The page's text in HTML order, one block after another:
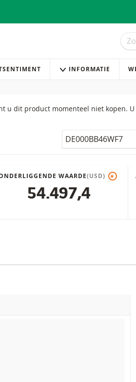
INFORMATIE
dit product momenteel niet kopen.
Isin
WAARDE(USD) *
54.497,4